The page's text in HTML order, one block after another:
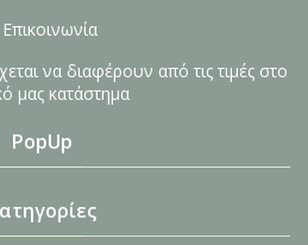
Επικοινωνία
να διαφέρουν από τις τιμές στο
μας κατάστημα
PopUp